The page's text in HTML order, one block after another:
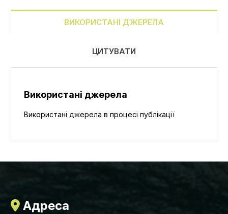
ВИКОРИСТАНІ ДЖЕРЕЛА
ЦИТУВАТИ
Використані джерела
Використані джерела в процесі публікації
Адреса